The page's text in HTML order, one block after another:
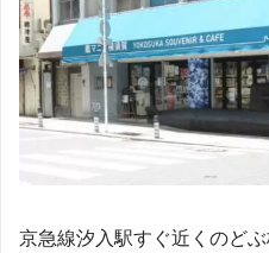
京急線汐入駅すぐ近くのど